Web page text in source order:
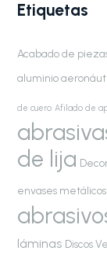
Etiquetas
Acabado de
aluminio
de cuero Afilado de
de lija
envases metálicos
láminas Discos